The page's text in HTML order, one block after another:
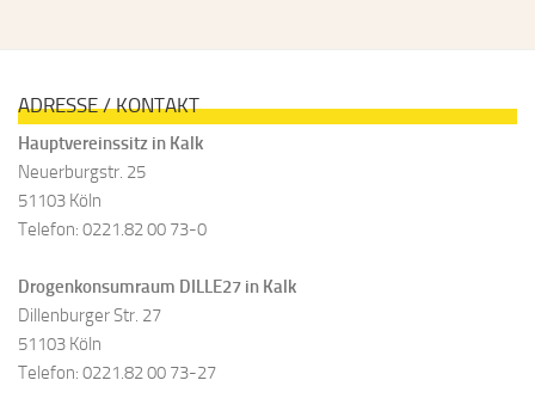
ADRESSE / KONTAKT
Hauptvereinssitz in Kalk
Neuerburgstr. 25
51103 Köln
Telefon: 0221.82 00 73-0
Drogenkonsumraum DILLE27 in Kalk
Dillenburger Str. 27
51103 Köln
Telefon: 0221.82 00 73-27